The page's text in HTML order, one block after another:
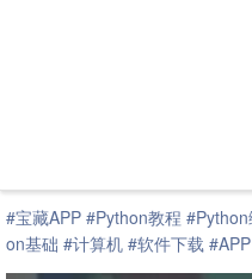
#宝藏APP #Python教程 #Python
on基础 #计算机 #软件下载 #APP